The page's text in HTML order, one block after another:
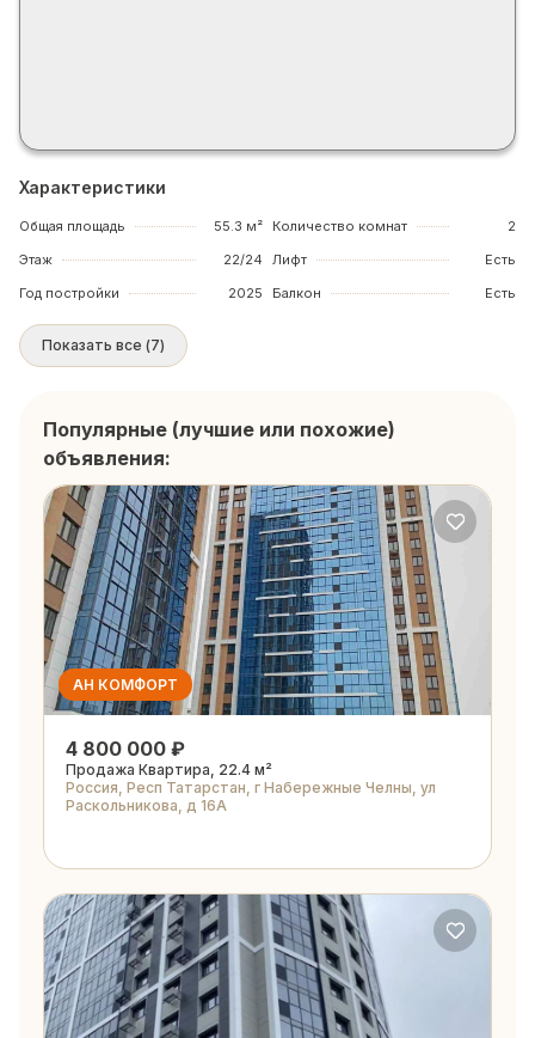
Характеристики
Общая площадь
55.3 м²
Этаж
22/24
Год постройки
2025
Количество комнат
2
Лифт
Есть
Балкон
Есть
Показать все (7)
Популярные (лучшие или похожие)
объявления:
АН КОМФОРТ
4 800 000 ₽
Продажа Квартира, 22.4 м²
Россия, Респ Татарстан, г Набережные Челны, ул
Раскольникова, д 16А